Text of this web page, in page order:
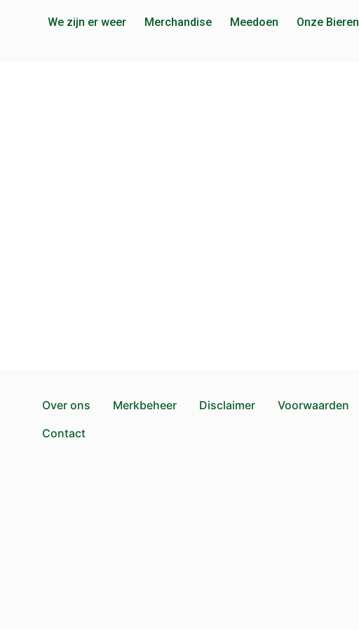
We zijn er weer Merchandise Meedoen Onze Bieren
Over ons Merkbeheer Disclaimer Voorwaarden
Contact